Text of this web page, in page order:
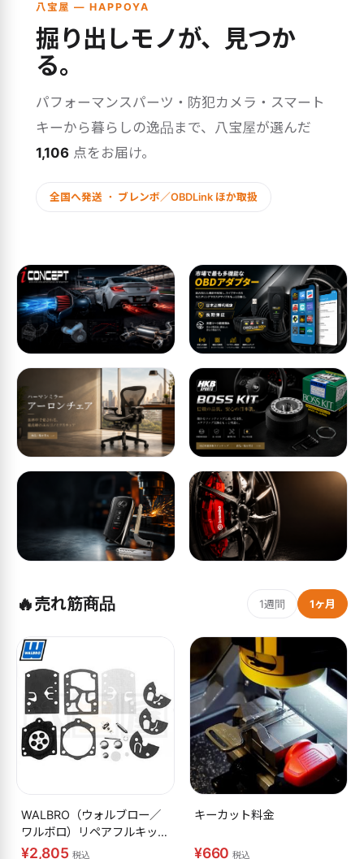
八宝屋 — HAPPOYA
掘り出しモノが、見つか
る。
パフォーマンスパーツ・防犯カメラ・スマート
キーから暮らしの逸品まで、八宝屋が選んだ
1,106 点をお届け。
全国へ発送 ・ ブレンボ／OBDLink ほか取扱
🔥売れ筋商品 1週間 1ヶ月
WALBRO（ウォルブロー／
ワルボロ）リペアフルキット
K10-WB
¥2,805 税込
キーカット料金
¥660税込